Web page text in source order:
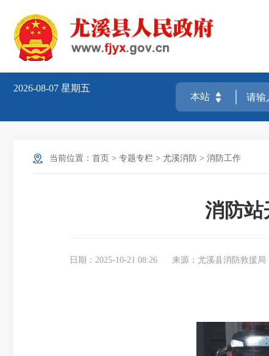
2026-08-07 星期五
当前位置： 首页 > 专题专栏 > 尤溪消防 > 消防工作
消防
日期：2025-10-21 08:26 来源：尤溪县消防救援局